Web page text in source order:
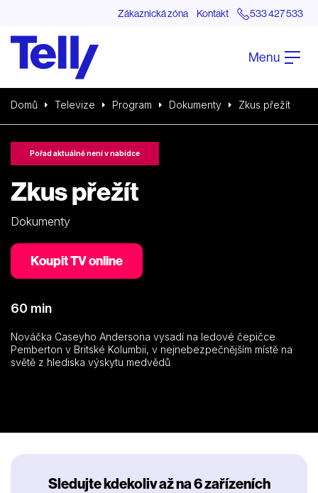
Zákaznická zóna Kontakt 533 427 533
Menu
Domů Televize Program Dokumenty Zkus přežít
Pořad aktuálně není v nabídce
Zkus přežít
Dokumenty
Koupit TV online
60 min
Nováčka Caseyho Andersona vysadí na ledové čepičce
Pemberton v Britské Kolumbii, v nejnebezpečnějším místě na
světě z hlediska výskytu medvědů
Sledujte kdekoliv až na 6 zařízeních